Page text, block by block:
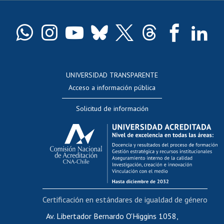
Docentes
Evaluación docente
Calificación académica
Postulación al AUCAI
Funcionarias/os
Cursos internos de capacitación
Bienestar del personal
Portal de movilidad interna
Certificado de renta
UNIVERSIDAD TRANSPARENTE
Acceso a información pública
Solicitud de información
Av. Libertador Bernardo O'Higgins 1058,
Certificación en estándares de igualdad de género